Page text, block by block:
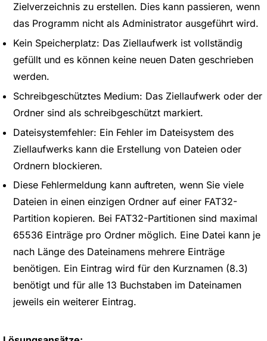
Zielverzeichnis zu erstellen. Dies kann passieren, wenn
das Programm nicht als Administrator ausgeführt wird.
Kein Speicherplatz: Das Ziellaufwerk ist vollständig
gefüllt und es können keine neuen Daten geschrieben
werden.
Schreibgeschütztes Medium: Das Ziellaufwerk oder der
Ordner sind als schreibgeschützt markiert.
Dateisystemfehler: Ein Fehler im Dateisystem des
Ziellaufwerks kann die Erstellung von Dateien oder
Ordnern blockieren.
Diese Fehlermeldung kann auftreten, wenn Sie viele
Dateien in einen einzigen Ordner auf einer FAT32-
Partition kopieren. Bei FAT32-Partitionen sind maximal
65536 Einträge pro Ordner möglich. Eine Datei kann je
nach Länge des Dateinamens mehrere Einträge
benötigen. Ein Eintrag wird für den Kurznamen (8.3)
benötigt und für alle 13 Buchstaben im Dateinamen
jeweils ein weiterer Eintrag.